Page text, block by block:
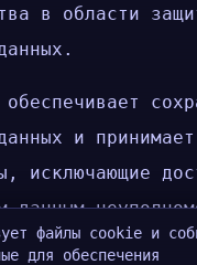
в области
и
исключающие
данным
файлы cookie и
для обеспечения